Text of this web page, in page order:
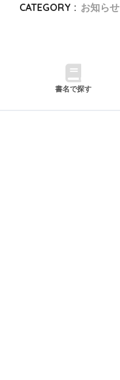
CATEGORY : お知らせ
書名で探す